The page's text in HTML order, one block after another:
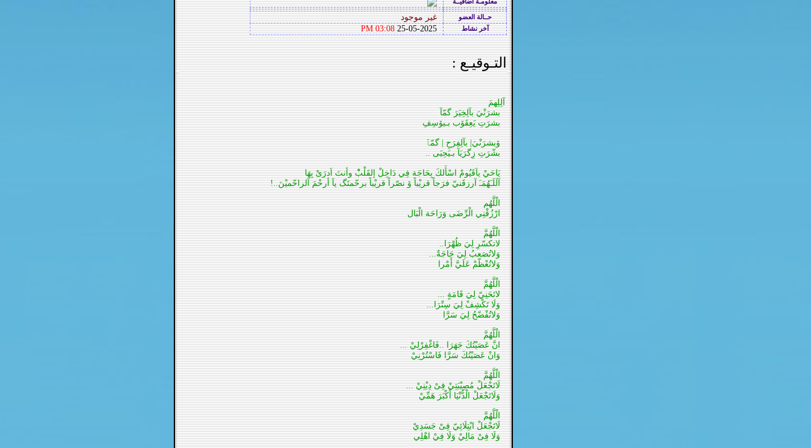
حــالة العضو غير موجود
آخر نشاط 25-05-2025
03:08 PM
التـوقيـع :
آلِلِھمَ
بشرَنْيَ بآلِخِيَرَ گمّآ
بشرَتِ يَعِقَۆب بـيۆسِفِ
ۆبشرَنْيَ| بآلِفِرَحِ | گمّٱ
بشّرَتِ زِگرَيَآ بـيَحِيَى ..
يَاحَيْ ياَقَيُومْ اسْأَلكَ بِحَاجَة فِي دَاخِلْ إلقَلْبْْ وأنتَ اَدرَىْ بِهَا
آلَلَـَھُمَـَ آرزقَنيّ فرَجاً قريْباً ۆ نصّراً قريْباً برحّمتَگ يآ أرحْمَ آلراحّميْنَ..!
الْلَّهُم
ارْزُقْنِي الْرِّضَى وَرَاحَة الْبَال
الْلَّهُمَّ
لاتكسّرِ لِيَ ظُهْرَا..
وَلاتُصَعبُ لِيَ حَاجَةٌ...
وَلاتُعْظّمْ عَلَيَّ أَمْرا
الْلَّهُمَّ
لاتَحَنِيّ لِيَ قَامَةٍ ...
وَلَا تَكْشِفْ لِيَ سِتْرَا...
وَلاتُفْضّحُ لِيَ سَرَّا
الْلَّهُمَّ
انَّ عَصَيْتُكَ جَهَرَا ..فَاغْفِرْلِيْ ...
وَانْ عَصَيْتُكَ سَرَّا فَاسْتُرْنِيْ
الْلَّهُمَّ
لَاتَجْعَلْ مُصِيْبَتِيْ فِىْ دِيْنِيْ ...
وَلَاتَجْعَلْ الْدُّنْيَا أَكْبَرَ هَمِّيْ
الْلَّهُمَّ
لَاتَجْعَلْ ابْتِلَائِيّ فِىْ جَسَدِيْ
وَلَا فِىْ مَالِيْ وَلَا فِيْ اهْلِي